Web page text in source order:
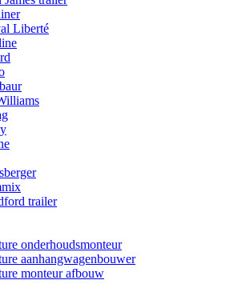
Liberté
trailer
onderhoudsmonteur
aanhangwagenbouwer
monteur afbouw